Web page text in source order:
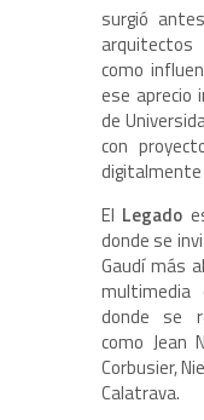
surgió
arquitectos
como
ese aprecio
de
con
digitalmente
El Legado
donde se
Gaudí más
multimedia
donde se
como ‎Jean
Corbusier,
Calatrava.